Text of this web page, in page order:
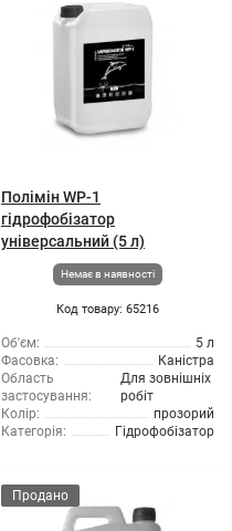
Полімін WP-1
гідрофобізатор
універсальний (5 л)
Немає в наявності
Код товару: 65216
Об'єм:
5 л
Фасовка:
Каністра
Область
застосування:
Для зовнішніх
робіт
Колір:
прозорий
Категорія:
Гідрофобізатор
Продано